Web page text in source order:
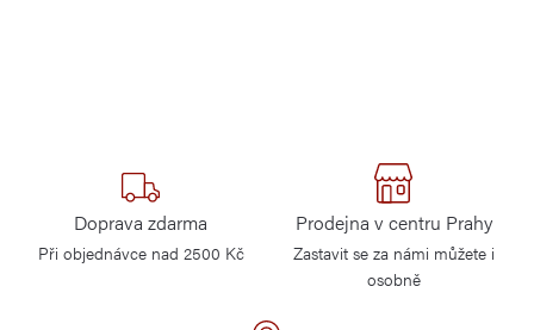
Doprava zdarma
Při objednávce nad 2500 Kč
Prodejna v centru Prahy
Zastavit se za námi můžete i
osobně